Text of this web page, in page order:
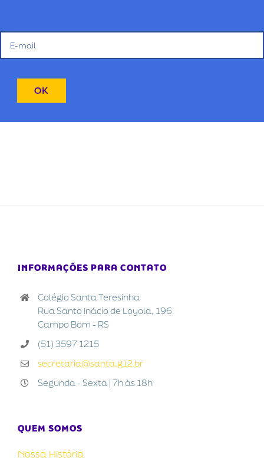
INFORMAÇÕES PARA CONTATO
Colégio Santa Teresinha
Rua Santo Inácio de Loyola, 196
Campo Bom - RS
(51) 3597 1215
secretaria@santa.g12.br
Segunda - Sexta | 7h às 18h
QUEM SOMOS
Nossa História